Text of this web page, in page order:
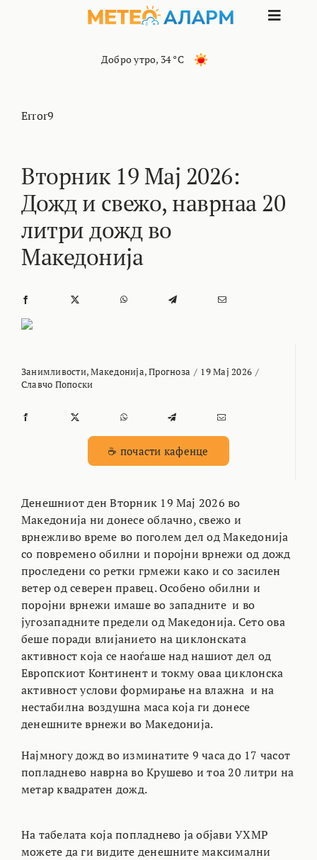
Toggle
ИНТЕРЕСНО
КОНТАКТ
Добро утро, 34 °C
Error9
Вторник 19 Мај 2026:
Дожд и свежо, наврнаа 20
литри дожд во
Македонија
Занимливости,Македонија,Прогноза / 19 Мај 2026 /
Славчо Попоски
☕ почасти кафенце
Денешниот ден Вторник 19 Мај 2026 во
Македонија ни донесе облачно, свежо и
врнежливо време во поголем дел од Македонија
со повремено обилни и поројни врнежи од дожд
проследени со ретки грмежи како и со засилен
ветер од северен правец. Особено обилни и
поројни врнежи имаше во западните и во
југозападните предели од Македонија. Сето ова
беше поради влијанието на циклонската
активност која се наоѓаше над нашиот дел од
Европскиот Континент и токму оваа циклонска
активност услови формирање на влажна и на
нестабилна воздушна маса која ги донесе
денешните врнежи во Македонија.
Најмногу дожд во изминатите 9 часа до 17 часот
попладнево наврна во Крушево и тоа 20 литри на
метар квадратен дожд.
На табелата која попладнево ја објави УХМР
можете да ги видите денешните максимални